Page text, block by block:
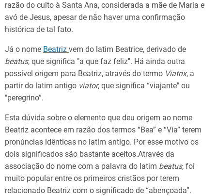
razão do culto à Santa Ana, considerada a mãe de Maria e
avó de Jesus, apesar de não haver uma confirmação
histórica de tal fato.
Já o nome Beatriz vem do latim Beatrice, derivado de
beatus, que significa "a que faz feliz". Há ainda outra
possível origem para Beatriz, através do termo Viatrix, a
partir do latim antigo viator, que significa “viajante" ou
"peregrino”.
Esta dúvida sobre o elemento que deu origem ao nome
Beatriz acontece em razão dos termos “Bea” e “Via” terem
pronúncias idênticas no latim antigo. Por esse motivo os
dois significados são bastante aceitos.Através da
associação do nome com a palavra do latim beatus, foi
muito popular entre os primeiros cristãos por terem
relacionado Beatriz com o significado de “abençoada”.